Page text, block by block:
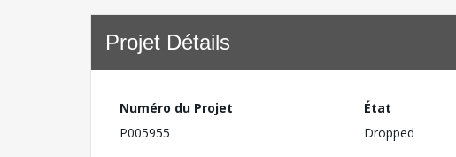
Projet Détails
Numéro du Projet
P005955
État
Dropped